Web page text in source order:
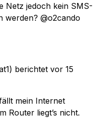
Netz jedoch kein SMS-
werden? @o2cando
berichtet vor 15
mein Internet
Router liegt’s nicht.